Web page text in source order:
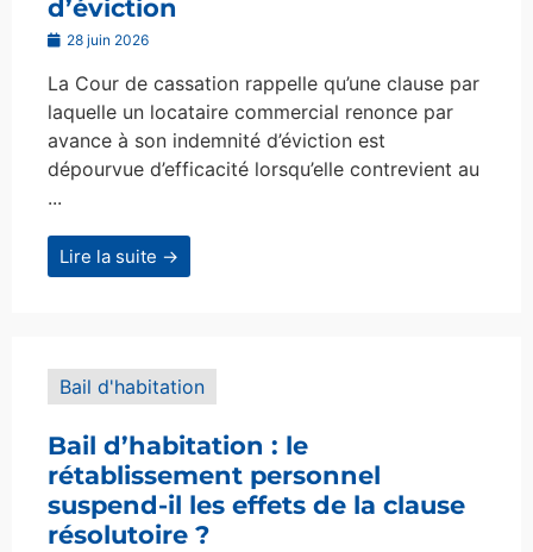
d’éviction
28 juin 2026
La Cour de cassation rappelle qu’une clause par
laquelle un locataire commercial renonce par
avance à son indemnité d’éviction est
dépourvue d’efficacité lorsqu’elle contrevient au
...
Lire la suite →
Bail d'habitation
Bail d’habitation : le
rétablissement personnel
suspend-il les effets de la clause
résolutoire ?